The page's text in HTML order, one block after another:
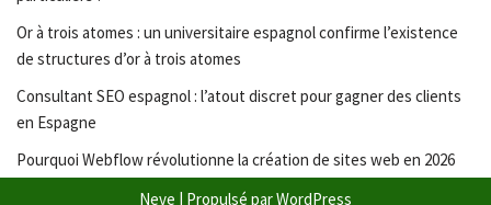
Or à trois atomes : un universitaire espagnol confirme l’existence
de structures d’or à trois atomes
Consultant SEO espagnol : l’atout discret pour gagner des clients
en Espagne
Pourquoi Webflow révolutionne la création de sites web en 2026
Neve | Propulsé parWordPress